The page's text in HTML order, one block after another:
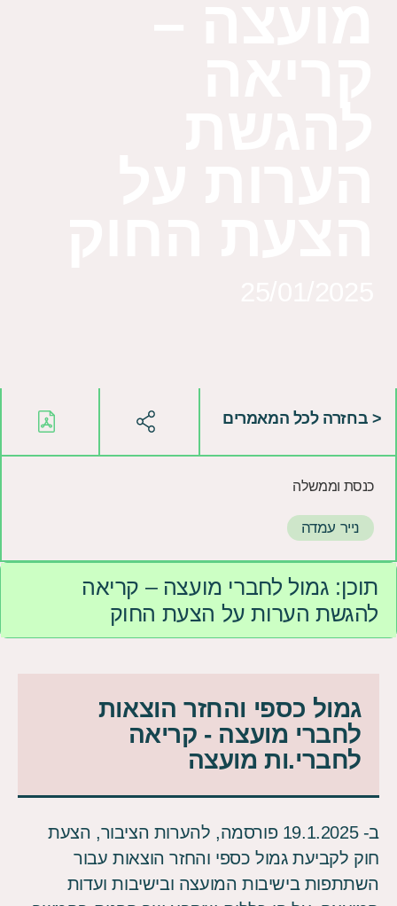
< בחזרה לכל המאמרים
כנסת וממשלה
נייר עמדה
תוכן: גמול לחברי מועצה – קריאה
להגשת הערות על הצעת החוק
גמול כספי והחזר הוצאות
לחברי מועצה - קריאה
לחברי.ות מועצה
ב- 19.1.2025 פורסמה, להערות הציבור, הצעת
חוק לקביעת גמול כספי והחזר הוצאות עבור
השתתפות בישיבות המועצה ובישיבות ועדות